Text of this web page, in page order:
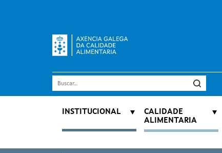
Buscar
Navegación principal
INSTITUCIONAL
CALIDADE
ALIMENTARIA